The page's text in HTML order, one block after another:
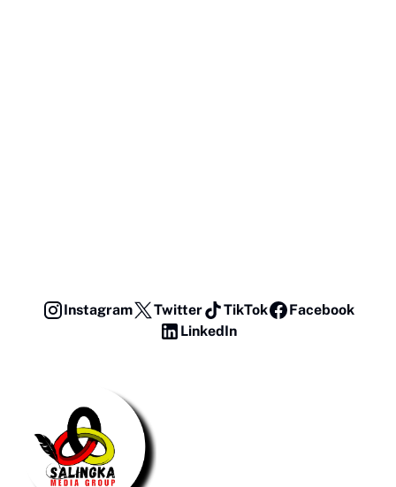
Instagram Twitter TikTok
Facebook
LinkedIn